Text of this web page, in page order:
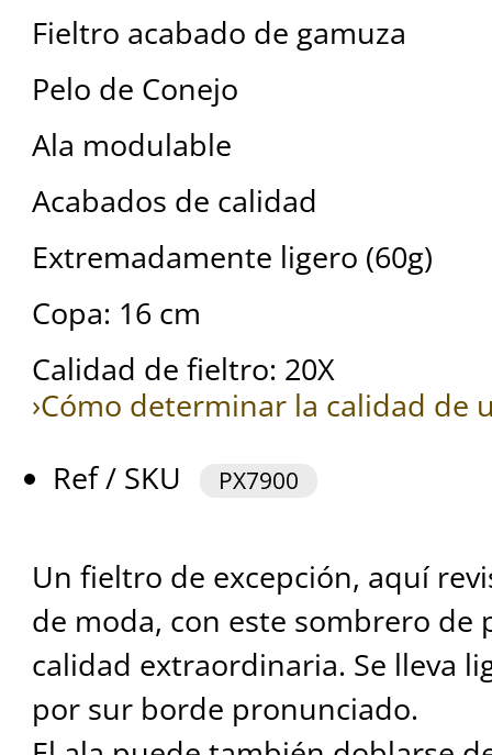
Fieltro acabado de gamuza
Pelo de Conejo
Ala modulable
Acabados de calidad
Extremadamente ligero (60g)
Copa: 16 cm
Calidad de fieltro: 20X
›Cómo determinar la calidad de
Ref / SKU
PX7900
Un fieltro de excepción, aquí
de moda, con este sombrero de
calidad extraordinaria. Se lleva
por sur borde pronunciado.